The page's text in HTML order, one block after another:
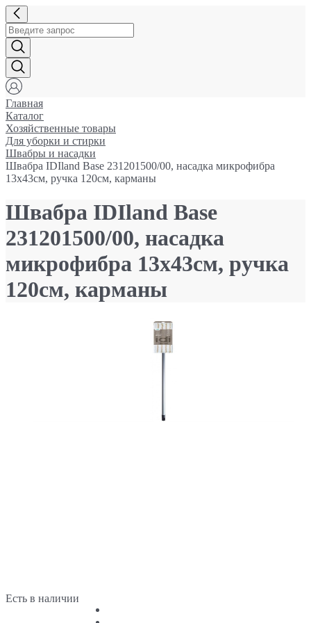
Главная
Каталог
Хозяйственные товары
Для уборки и стирки
Швабры и насадки
Швабра IDIland Base 231201500/00, насадка микрофибра
13x43см, ручка 120см, карманы
Швабра IDIland Base
231201500/00, насадка
микрофибра 13x43см, ручка
120см, карманы
Есть в наличии